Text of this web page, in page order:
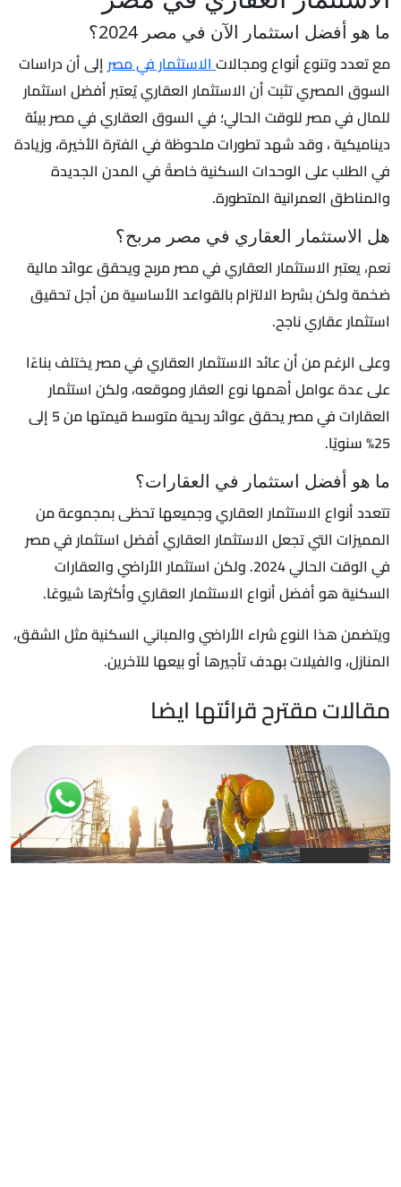
ما هو أفضل استثمار الآن في مصر 2024؟
مع تعدد وتنوع أنواع ومجالاتالاستثمار في مصر إلى أن دراسات
السوق المصري تثبت أن الاستثمار العقاري يُعتبر أفضل استثمار
للمال في مصر للوقت الحالي؛ في السوق العقاري في مصر بيئة
ديناميكية ، وقد شهد تطورات ملحوظة في الفترة الأخيرة، وزيادة
في الطلب على الوحدات السكنية خاصةً في المدن الجديدة
والمناطق العمرانية المتطورة.
هل الاستثمار العقاري في مصر مربح؟
نعم، يعتبر الاستثمار العقاري في مصر مربح ويحقق عوائد مالية
ضخمة ولكن بشرط الالتزام بالقواعد الأساسية من أجل تحقيق
استثمار عقاري ناجح.
وعلى الرغم من أن عائد الاستثمار العقاري في مصر يختلف بناءًا
على عدة عوامل أهمها نوع العقار وموقعه، ولكن استثمار
العقارات في مصر يحقق عوائد ربحية متوسط قيمتها من 5 إلى
25% سنويًا.
ما هو أفضل استثمار في العقارات؟
تتعدد أنواع الاستثمار العقاري وجميعها تحظى بمجموعة من
المميزات التي تجعل الاستثمار العقاري أفضل استثمار في مصر
في الوقت الحالي 2024. ولكن استثمار الأراضي والعقارات
السكنية هو أفضل أنواع الاستثمار العقاري وأكثرها شيوعًا.
ويتضمن هذا النوع شراء الأراضي والمباني السكنية مثل الشقق،
المنازل، والفيلات بهدف تأجيرها أو بيعها للآخرين.
مقالات مقترح قرائتها ايضا
15